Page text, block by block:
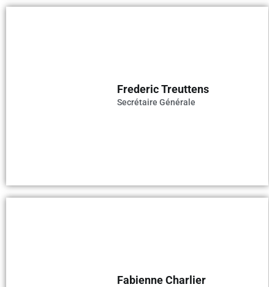
Frederic Treuttens
Secrétaire Générale
Fabienne Charlier